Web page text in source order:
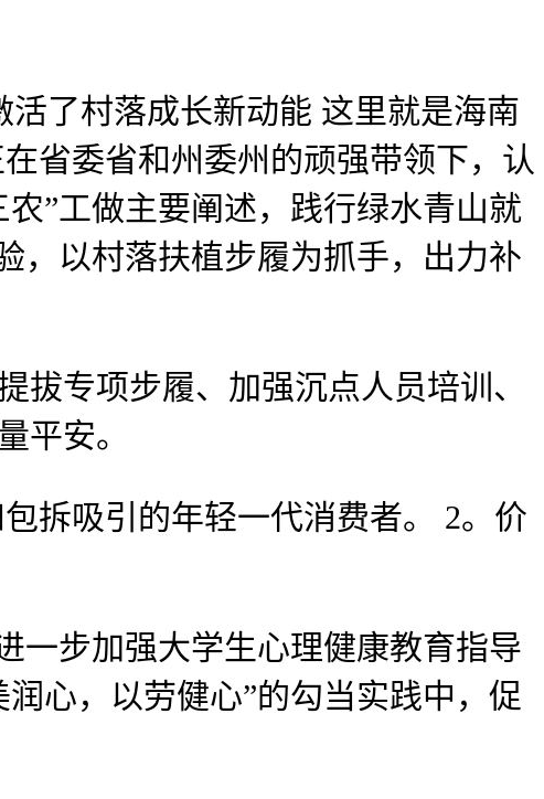
了村落成长新动能 这里就是海南
省委省和州委州的顽强带领下，认
”工做主要阐述，践行绿水青山就
，以村落扶植步履为抓手，出力补
专项步履、加强沉点人员培训、
平安。
拆吸引的年轻一代消费者。 2。价
步加强大学生心理健康教育指导
心，以劳健心”的勾当实践中，促